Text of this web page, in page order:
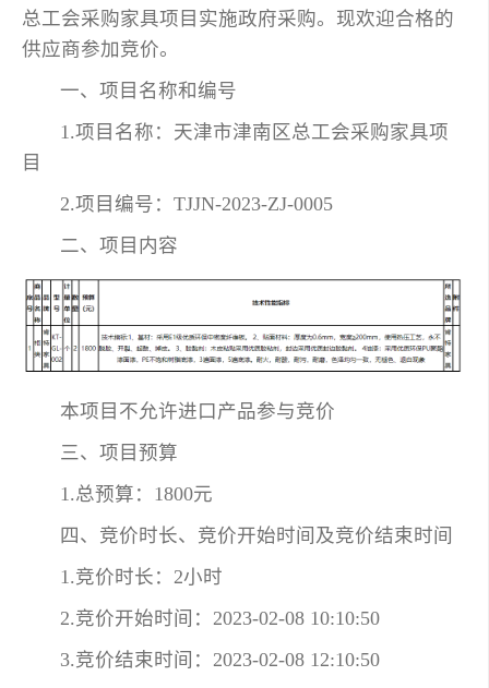
总工会采购家具项目实施政府采购。现欢迎合格的
供应商参加竞价。
一、项目名称和编号
1.项目名称：天津市津南区总工会采购家具项
目
2.项目编号：TJJN-2023-ZJ-0005
二、项目内容
本项目不允许进口产品参与竞价
三、项目预算
1.总预算：1800元
四、竞价时长、竞价开始时间及竞价结束时间
1.竞价时长：2小时
2.竞价开始时间：2023-02-08 10:10:50
3.竞价结束时间：2023-02-08 12:10:50